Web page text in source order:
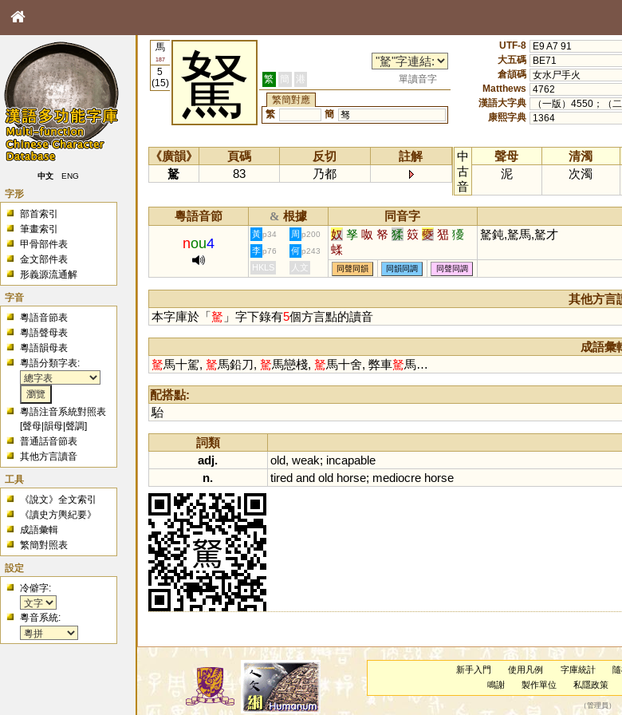
中文 ENG
字形
部首索引
筆畫索引
甲骨部件表
金文部件表
形義源流通解
字音
粵語音節表
粵語聲母表
粵語韻母表
粵語分類字表:
粵語注音系統對照表
[聲母 |韻母 |聲調]
普通話音節表
其他方言讀音
工具
《說文》全文索引
《讀史方輿紀要》
成語彙輯
繁簡對照表
設定
冷僻字:
粵音系統:
馬
187
5
(15)
駑 繁 簡 港
單讀音字
繁簡對應
繁
簡 驽
UTF-8
E9 A7 91
大五碼
BE71
倉頡碼 女水尸手火
Matthews
4762
漢語大字典
（一版）4550；（
康熙字典
1364
《廣韻》 頁碼 反切
註解
駑
83 乃都
中
古
音
聲母 清濁
泥
次濁
粵語音節 & 根據 同音字
nou4
黃 p34 周 p200 奴 孥 呶 帑 猱 笯 夒 峱 獶
蝚
駑鈍,駑馬,駑才
李 p76 何 p243
HKLS 人文 同聲同韻 同韻同調 同聲同調
其他方言
本字庫於「駑 」字下錄有5個方言點的讀音
成語彙
駑馬十駕, 駑馬鉛刀, 駑馬戀棧, 駑馬十舍, 弊車駑馬…
配搭點:
駘
詞類
adj.
old, weak; incapable
n.
tired and old horse; mediocre horse
新手入門 使用凡例 字庫統計
鳴謝
製作單位 私隱政策
（管理員 ）